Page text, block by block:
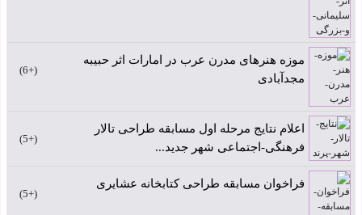
موزه هنرهای مدرن عرب در امارات اثر حبیبه
مجدآبادی
+6
اعلام نتایج مرحله اول مسابقه طراحی تالار
فرهنگی-اجتماعی شهر جدید...
+5
فراخوان مسابقه طراحی کتابخانه عشایری
+5